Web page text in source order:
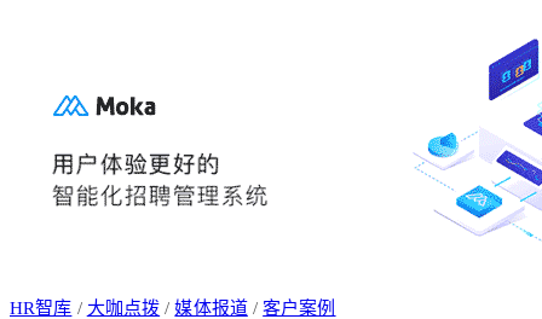
HR智库 / 大咖点拨 /媒体报道/客户案例